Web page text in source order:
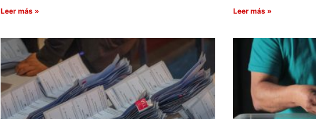
Leer más » Leer más »